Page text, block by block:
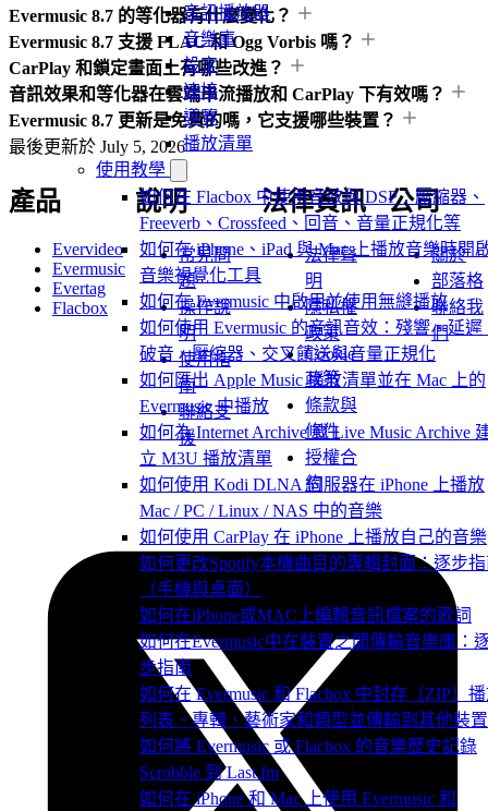
音訊播放器
音樂庫
設定
連接
導覽
播放清單
使用教學
如何在 Flacbox 中使用音效與 DSP：壓縮器、
Freeverb、Crossfeed、回音、音量正規化等
如何在 iPhone、iPad 與 Mac 上播放音樂時開
音樂視覺化工具
如何在 Evermusic 中啟用並使用無縫播放
如何使用 Evermusic 的音訊音效：殘響、延遲
破音、壓縮器、交叉饋送與音量正規化
如何匯出 Apple Music 播放清單並在 Mac 上的
Evermusic 中播放
如何為 Internet Archive 或 Live Music Archive
立 M3U 播放清單
如何使用 Kodi DLNA 伺服器在 iPhone 上播放
Mac / PC / Linux / NAS 中的音樂
如何使用 CarPlay 在 iPhone 上播放自己的音樂
如何更改Spotify本機曲目的專輯封面：逐步
（手機與桌面）
如何在iPhone或MAC上編輯音訊檔案的歌詞
如何在Evermusic中在裝置之間傳輸音樂庫：
步指南
如何在 Evermusic 和 Flacbox 中封存（ZIP）
列表、專輯、藝術家和類型並傳輸到其他裝置
如何將 Evermusic 或 Flacbox 的音樂歷史記錄
Scrobble 到 Last.fm
如何在 iPhone 和 Mac 上使用 Evermusic 和
Evermusic 8.7 的等化器有什麼變化？
Evermusic 8.7 支援 FLAC 和 Ogg Vorbis 嗎？
CarPlay 和鎖定畫面上有哪些改進？
音訊效果和等化器在雲端串流播放和 CarPlay 下有效嗎？
Evermusic 8.7 更新是免費的嗎，它支援哪些裝置？
最後更新於 July 5, 2026
產品
Evervideo
Evermusic
Evertag
Flacbox
說明
常見問
題
操作說
明
使用指
南
聯絡支
援
法律資訊
法律聲
明
隱私權
政策
Cookie
政策
條款與
條件
授權合
約
公司
關於
部落格
聯絡我
們